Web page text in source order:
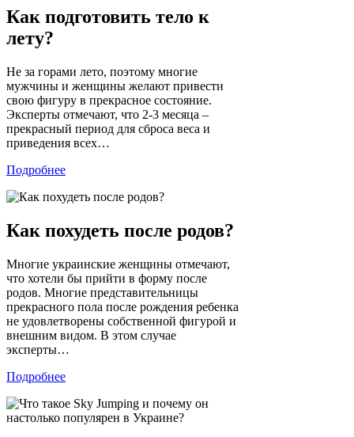
Как подготовить тело к
лету?
Не за горами лето, поэтому многие
мужчины и женщины желают привести
свою фигуру в прекрасное состояние.
Эксперты отмечают, что 2-3 месяца –
прекрасный период для сброса веса и
приведения всех…
Подробнее
Как похудеть после родов?
Многие украинские женщины отмечают,
что хотели бы прийти в форму после
родов. Многие представительницы
прекрасного пола после рождения ребенка
не удовлетворены собственной фигурой и
внешним видом. В этом случае
эксперты…
Подробнее